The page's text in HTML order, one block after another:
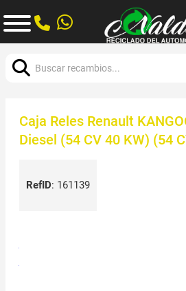
Caja Reles Renault
Diesel (54 CV 40 KW) (54
RefID: 161139